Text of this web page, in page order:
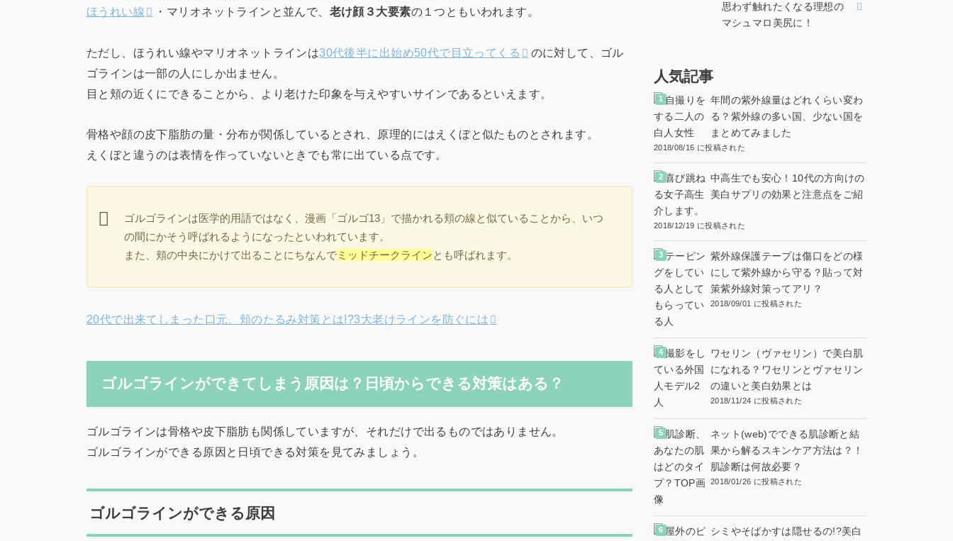
ほうれい線
・マリオネットラインと並んで、 老け顔３大要素の１つともいわれます。
ただし、ほうれい線やマリオネットラインは30代後半に出始め50代で目立ってくる
のに対して、ゴル
ゴラインは一部の人にしか出ません。
目と頬の近くにできることから、より老けた印象を与えやすいサインであるといえます。
骨格や顔の皮下脂肪の量・分布が関係しているとされ、原理的にはえくぼと似たものとされます。
えくぼと違うのは表情を作っていないときでも常に出ている点です。
ゴルゴラインは医学的用語ではなく、漫画「ゴルゴ13」で描かれる頬の線と似ていることから、いつ
の間にかそう呼ばれるようになったといわれています。
また、頬の中央にかけて出ることにちなんでミッドチークラインとも呼ばれます。
20代で出来てしまった口元、頬のたるみ対策とは!?3大老けラインを防ぐには
ゴルゴラインができてしまう原因は？日頃からできる対策はある？
ゴルゴラインは骨格や皮下脂肪も関係していますが、それだけで出るものではありません。
ゴルゴラインができる原因と日頃できる対策を見てみましょう。
ゴルゴラインができる原因
思わず触れたくなる理想の
マシュマロ美尻に！
人気記事
年間の紫外線量はどれくらい変わ
る？紫外線の多い国、少ない国を
まとめてみました
2018/08/16 に投稿された
中高生でも安心！10代の方向けの
美白サプリの効果と注意点をご紹
介します。
2018/12/19 に投稿された
紫外線保護テープは傷口をどの様
にして紫外線から守る？貼って対
策紫外線対策ってアリ？
2018/09/01 に投稿された
ワセリン（ヴァセリン）で美白肌
になれる？ワセリンとヴァセリン
の違いと美白効果とは
2018/11/24 に投稿された
ネット(web)でできる肌診断と結
果から解るスキンケア方法は？！
肌診断は何故必要？
2018/01/26 に投稿された
シミやそばかすは隠せるの!?美白